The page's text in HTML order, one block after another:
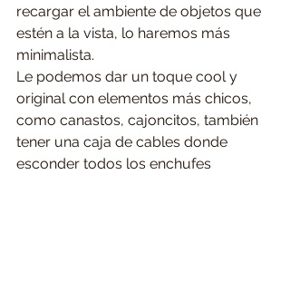
recargar el ambiente de objetos que
estén a la vista, lo haremos más
minimalista.
Le podemos dar un toque cool y
original con elementos más chicos,
como canastos, cajoncitos, también
tener una caja de cables donde
esconder todos los enchufes